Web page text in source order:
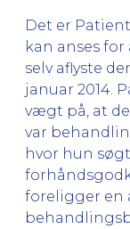
Det er
kan anses
selv aflyste
januar 2014.
vægt på, at
var
hvor hun
foreligger en